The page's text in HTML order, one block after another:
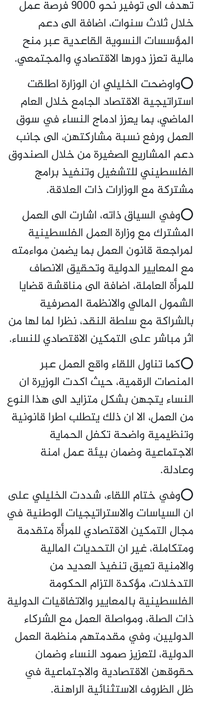
تهدف الى توفير نحو 9000 فرصة عمل
خلال ثلاث سنوات، اضافة الى دعم
المؤسسات النسوية القاعدية عبر منح
مالية تعزز دورها الاقتصادي والمجتمعي.
⭕واوضحت الخليلي ان الوزارة اطلقت
استراتيجية الاقتصاد الجامع خلال العام
الماضي، بما يعزز ادماج النساء في سوق
العمل ورفع نسبة مشاركتهن، الى جانب
دعم المشاريع الصغيرة من خلال الصندوق
الفلسطيني للتشغيل وتنفيذ برامج
مشتركة مع الوزارات ذات العلاقة.
⭕وفي السياق ذاته، اشارت الى العمل
المشترك مع وزارة العمل الفلسطينية
لمراجعة قانون العمل بما يضمن مواءمته
مع المعايير الدولية وتحقيق الانصاف
للمرأة العاملة، اضافة الى مناقشة قضايا
الشمول المالي والانظمة المصرفية
بالشراكة مع سلطة النقد، نظرا لما لها من
اثر مباشر على التمكين الاقتصادي للنساء.
⭕كما تناول اللقاء واقع العمل عبر
المنصات الرقمية، حيث اكدت الوزيرة ان
النساء يتجهن بشكل متزايد الى هذا النوع
من العمل، الا ان ذلك يتطلب اطرا قانونية
وتنظيمية واضحة تكفل الحماية
الاجتماعية وضمان بيئة عمل امنة
وعادلة.
⭕وفي ختام اللقاء، شددت الخليلي على
ان السياسات والاستراتيجيات الوطنية في
مجال التمكين الاقتصادي للمرأة متقدمة
ومتكاملة، غير ان التحديات المالية
والامنية تعيق تنفيذ العديد من
التدخلات، مؤكدة التزام الحكومة
الفلسطينية بالمعايير والاتفاقيات الدولية
ذات الصلة، ومواصلة العمل مع الشركاء
الدوليين، وفي مقدمتهم منظمة العمل
الدولية، لتعزيز صمود النساء وضمان
حقوقهن الاقتصادية والاجتماعية في
ظل الظروف الاستثنائية الراهنة.